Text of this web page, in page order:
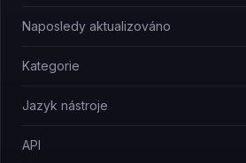
Naposledy aktualizováno
Kategorie
Jazyk nástroje
API